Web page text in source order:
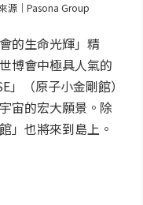
源｜Pasona Group
的生命光輝」精
博會中極具人氣的
」（原子小金剛館）
宙的宏大願景。除
」也將來到島上。